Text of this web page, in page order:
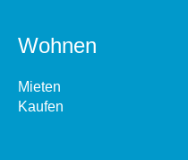
Wohnen
Mieten
Kaufen